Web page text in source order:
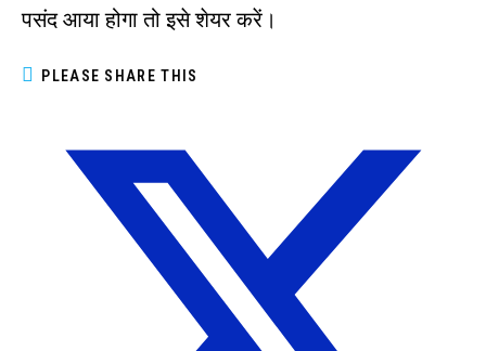
पसंद आया होगा तो इसे शेयर करें।
PLEASE SHARE THIS